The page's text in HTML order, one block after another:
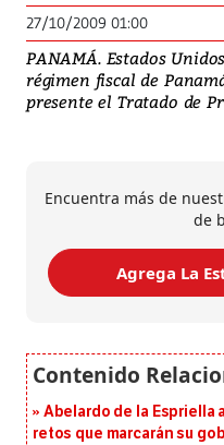
27/10/2009 01:00
PANAMÁ. Estados
régimen fiscal de
presente el Tratado de
Encuentra más de
de
Agrega La
Abelardo de la Espriella
retos que marcarán su